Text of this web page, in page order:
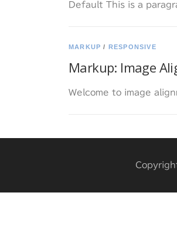
Default This is a
MARKUP / RESPONSIVE
Markup: Image
Welcome to image